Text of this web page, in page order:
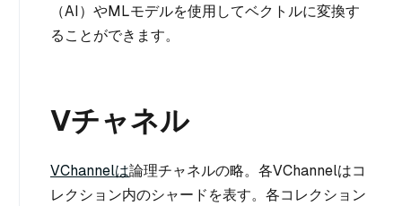
（AI）やMLモデルを使用してベクトルに変換す
ることができます。
Vチャネル
VChannelは論理チャネルの略。各VChannelはコ
レクション内のシャードを表す。各コレクション